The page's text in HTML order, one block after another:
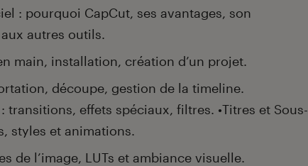
: pourquoi CapCut, ses avantages, son
autres outils.
main, installation, création d’un projet.
découpe, gestion de la timeline.
transitions, effets spéciaux, filtres. •Titres et Sous-
styles et animations.
de l’image, LUTs et ambiance visuelle.